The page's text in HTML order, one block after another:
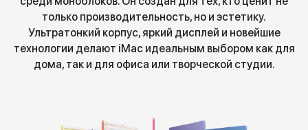
только производительность, но и эстетику.
Ультратонкий корпус, яркий дисплей и новейшие
технологии делают iMac идеальным выбором как для
дома, так и для офиса или творческой студии.